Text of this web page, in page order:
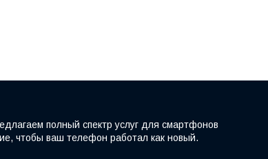
полный спектр услуг для смартфонов
чтобы ваш телефон работал как новый.